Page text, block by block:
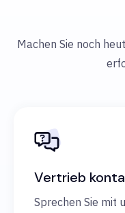
Machen Sie noch
Vertrieb
Sprechen Sie mit